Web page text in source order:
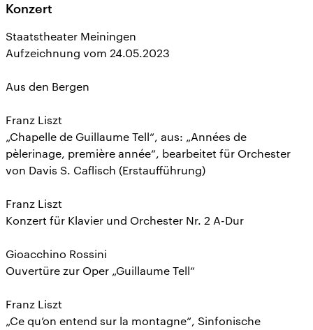
Konzert
Staatstheater Meiningen
Aufzeichnung vom 24.05.2023
Aus den Bergen
Franz Liszt
„Chapelle de Guillaume Tell“, aus: „Années de
pèlerinage, première année“, bearbeitet für Orchester
von Davis S. Caflisch (Erstaufführung)
Franz Liszt
Konzert für Klavier und Orchester Nr. 2 A-Dur
Gioacchino Rossini
Ouvertüre zur Oper „Guillaume Tell“
Franz Liszt
„Ce qu’on entend sur la montagne“, Sinfonische